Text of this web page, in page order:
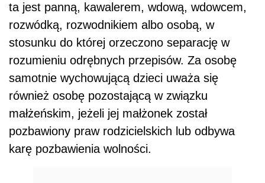
ta jest panną, kawalerem, wdową, wdowcem,
rozwódką, rozwodnikiem albo osobą, w
stosunku do której orzeczono separację w
rozumieniu odrębnych przepisów. Za osobę
samotnie wychowującą dzieci uważa się
również osobę pozostającą w związku
małżeńskim, jeżeli jej małżonek został
pozbawiony praw rodzicielskich lub odbywa
karę pozbawienia wolności.